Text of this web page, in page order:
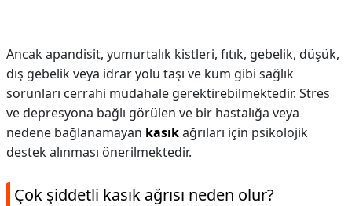
Ancak apandisit, yumurtalık kistleri, fıtık, gebelik, düşük,
dış gebelik veya idrar yolu taşı ve kum gibi sağlık
sorunları cerrahi müdahale gerektirebilmektedir. Stres
ve depresyona bağlı görülen ve bir hastalığa veya
nedene bağlanamayan kasıkağrıları için psikolojik
destek alınması önerilmektedir.
Çok şiddetli kasık ağrısı neden olur?